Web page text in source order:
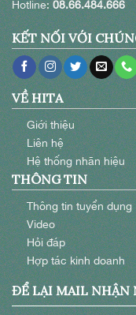
Hotline:08.66.484.666
KẾT NỐI VỚI
VỀ HITA
Giới thiệu
Liên hệ
Hệ thống nhãn hiệu
THÔNG TIN
Thông tin tuyển dụng
Video
Hỏi đáp
Hợp tác kinh doanh
ĐỂ LẠI MAIL NHẬN